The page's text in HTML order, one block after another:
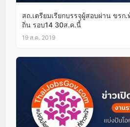
สถ.เตรียมเรียกบรรจุผู้สอบผ่าน ขร
ถิ่น รอบ14 30ส.ค.นี้
19 ส.ค. 2019